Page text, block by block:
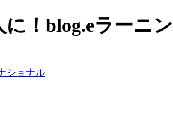
！blog.eラーニ
ショナル